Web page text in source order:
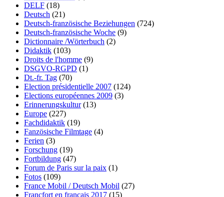
DELF (18)
Deutsch (21)
Deutsch-französische Beziehungen (724)
Deutsch-französische Woche (9)
Dictionnaire /Wörterbuch (2)
Didaktik (103)
Droits de l'homme (9)
DSGVO-RGPD (1)
Dt.-fr. Tag (70)
Election présidentielle 2007 (124)
Elections européennes 2009 (3)
Erinnerungskultur(13)
Europe (227)
Fachdidaktik (19)
Fanzösische Filmtage (4)
Ferien (3)
Forschung (19)
Fortbildung (47)
Forum de Paris sur la paix (1)
Fotos (109)
France Mobil / Deutsch Mobil (27)
Francfort en français 2017 (15)